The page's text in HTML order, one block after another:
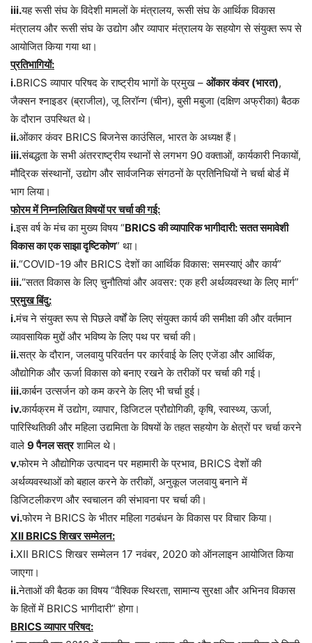
iii.यह रूसी संघ के विदेशी मामलों के मंत्रालय, रूसी संघ के आर्थिक विकास
मंत्रालय और रूसी संघ के उद्योग और व्यापार मंत्रालय के सहयोग से संयुक्त रूप से
आयोजित किया गया था।
प्रतिभागियों:
i.BRICS व्यापार परिषद के राष्ट्रीय भागों के प्रमुख – ओंकार कंवर (भारत),
जैक्सन श्नाइडर (ब्राजील), जू लिरॉन्ग (चीन), बुसी मबुजा (दक्षिण अफ्रीका) बैठक
के दौरान उपस्थित थे।
ii.ओंकार कंवर BRICS बिजनेस काउंसिल, भारत के अध्यक्ष हैं।
iii.संबद्धता के सभी अंतरराष्ट्रीय स्थानों से लगभग 90 वक्ताओं, कार्यकारी निकायों,
मौद्रिक संस्थानों, उद्योग और सार्वजनिक संगठनों के प्रतिनिधियों ने चर्चा बोर्ड में
भाग लिया।
फोरम में निम्नलिखित विषयों पर चर्चा की गई:
i.इस वर्ष के मंच का मुख्य विषय “BRICS की व्यापारिक भागीदारी: सतत समावेशी
विकास का एक साझा दृष्टिकोण” था।
ii.“COVID-19 और BRICS देशों का आर्थिक विकास: समस्याएं और कार्य”
iii.“सतत विकास के लिए चुनौतियां और अवसर: एक हरी अर्थव्यवस्था के लिए मार्ग”
प्रमुख बिंदु:
i.मंच ने संयुक्त रूप से पिछले वर्षों के लिए संयुक्त कार्य की समीक्षा की और वर्तमान
व्यावसायिक मुद्दों और भविष्य के लिए पथ पर चर्चा की।
ii.सत्र के दौरान, जलवायु परिवर्तन पर कार्रवाई के लिए एजेंडा और आर्थिक,
औद्योगिक और ऊर्जा विकास को बनाए रखने के तरीकों पर चर्चा की गई।
iii.कार्बन उत्सर्जन को कम करने के लिए भी चर्चा हुई।
iv.कार्यक्रम में उद्योग, व्यापार, डिजिटल प्रौद्योगिकी, कृषि, स्वास्थ्य, ऊर्जा,
पारिस्थितिकी और महिला उद्यमिता के विषयों के तहत सहयोग के क्षेत्रों पर चर्चा करने
वाले 9 पैनल सत्रशामिल थे।
v.फोरम ने औद्योगिक उत्पादन पर महामारी के प्रभाव, BRICS देशों की
अर्थव्यवस्थाओं को बहाल करने के तरीकों, अनुकूल जलवायु बनाने में
डिजिटलीकरण और स्वचालन की संभावना पर चर्चा की।
vi.फोरम ने BRICS के भीतर महिला गठबंधन के विकास पर विचार किया।
XII BRICS शिखर सम्मेलन:
i.XII BRICS शिखर सम्मेलन 17 नवंबर, 2020 को ऑनलाइन आयोजित किया
जाएगा।
ii.नेताओं की बैठक का विषय “वैश्विक स्थिरता, सामान्य सुरक्षा और अभिनव विकास
के हितों में BRICS भागीदारी” होगा।
BRICS व्यापार परिषद: